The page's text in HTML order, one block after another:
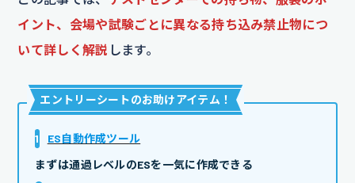
イント、会場や試験ごとに異なる持ち込み禁止物につ
いて詳しく解説 します。
エントリーシートのお助けアイテム ！
1
ES自動作成ツール
まずは通過レベルのESを一気に作成できる